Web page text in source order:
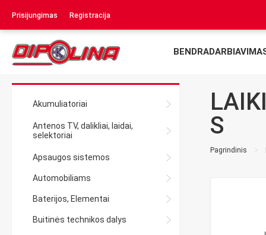
Prisijungimas Registracija
Akumuliatoriai
Antenos TV, dalikliai, laidai,
selektoriai
Apsaugos sistemos
Automobiliams
Baterijos, Elementai
Buitinės technikos dalys
S
Pagrindinis